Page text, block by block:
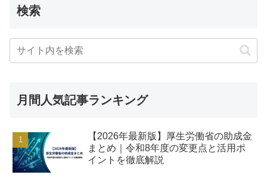
検索
月間人気記事ランキング
【2026年最新版】厚生労働省の助成金
まとめ｜令和8年度の変更点と活用ポ
イントを徹底解説